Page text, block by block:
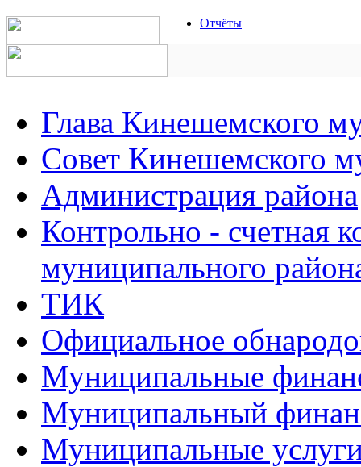
Отчёты
Глава Кинешемского
Совет Кинешемского
Администрация района
Контрольно - счетная
муниципального
ТИК
Официальное
Муниципальные
Муниципальный
Муниципальные